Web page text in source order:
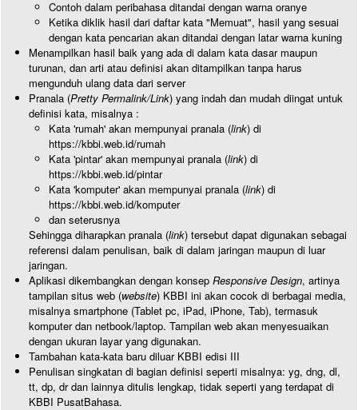
Contoh dalam peribahasa ditandai dengan warna oranye
Ketika diklik hasil dari daftar kata "Memuat", hasil yang sesuai
dengan kata pencarian akan ditandai dengan latar warna kuning
Menampilkan hasil baik yang ada di dalam kata dasar maupun
turunan, dan arti atau definisi akan ditampilkan tanpa harus
mengunduh ulang data dari server
Pranala (Pretty Permalink/Link) yang indah dan mudah diingat untuk
definisi kata, misalnya :
Kata 'rumah' akan mempunyai pranala (link) di
https://kbbi.web.id/rumah
Kata 'pintar' akan mempunyai pranala (link) di
https://kbbi.web.id/pintar
Kata 'komputer' akan mempunyai pranala (link) di
https://kbbi.web.id/komputer
dan seterusnya
Sehingga diharapkan pranala (link) tersebut dapat digunakan sebagai
referensi dalam penulisan, baik di dalam jaringan maupun di luar
jaringan.
Aplikasi dikembangkan dengan konsep Responsive Design, artinya
tampilan situs web (website) KBBI ini akan cocok di berbagai media,
misalnya smartphone (Tablet pc, iPad, iPhone, Tab), termasuk
komputer dan netbook/laptop. Tampilan web akan menyesuaikan
dengan ukuran layar yang digunakan.
Tambahan kata-kata baru diluar KBBI edisi III
Penulisan singkatan di bagian definisi seperti misalnya: yg, dng, dl,
tt, dp, dr dan lainnya ditulis lengkap, tidak seperti yang terdapat di
KBBI PusatBahasa.